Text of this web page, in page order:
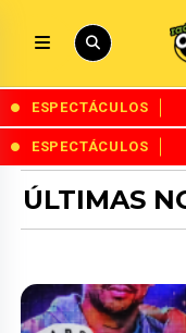
ESPECTÁCULOS
ESPECTÁCULOS
ÚLTIMAS